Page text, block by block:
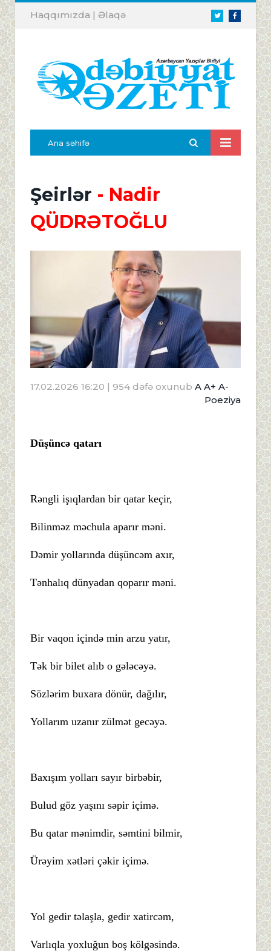
TwitterFacebook
Haqqımızda | Əlaqə
Ana səhifə
Şeirlər - Nadir
QÜDRƏTOĞLU
17.02.2026 16:20 | 954 dəfə oxunub A A+ A-
Poeziya
Düşüncə qatarı
Rəngli işıqlardan bir qatar keçir,
Bilinməz məchula aparır məni.
Dəmir yollarında düşüncəm axır,
Tənhalıq dünyadan qoparır məni.
Bir vaqon içində min arzu yatır,
Tək bir bilet alıb o gələcəyə.
Sözlərim buxara dönür, dağılır,
Yollarım uzanır zülmət gecəyə.
Baxışım yolları sayır birbəbir,
Bulud göz yaşını səpir içimə.
Bu qatar mənimdir, səmtini bilmir,
Ürəyim xətləri çəkir içimə.
Yol gedir təlaşla, gedir xatircəm,
Varlıqla yoxluğun boş kölgəsində.